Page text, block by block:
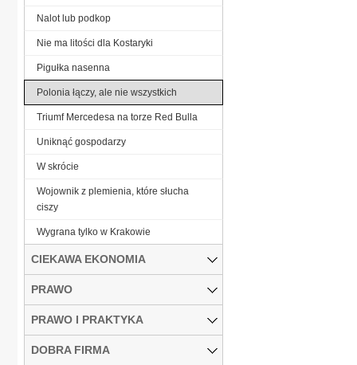
Nalot lub podkop
Nie ma litości dla Kostaryki
Pigułka nasenna
Polonia łączy, ale nie wszystkich
Triumf Mercedesa na torze Red Bulla
Uniknąć gospodarzy
W skrócie
Wojownik z plemienia, które słucha
ciszy
Wygrana tylko w Krakowie
CIEKAWA EKONOMIA
PRAWO
PRAWO I PRAKTYKA
DOBRA FIRMA